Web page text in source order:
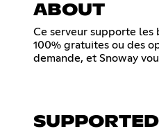
ABOUT
Ce serveur supporte les
100% gratuites ou des
demande, et Snoway